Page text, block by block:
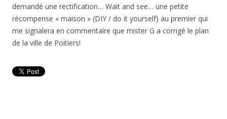
demandé une rectification… Wait and see… une petite
récompense « maison » (DIY / do it yourself) au premier qui
me signalera en commentaire que mister G a corrigé le plan
de la ville de Poitiers!